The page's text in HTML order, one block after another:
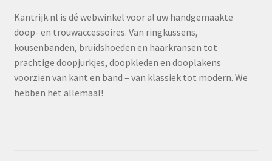
Kantrijk.nl is dé webwinkel voor al uw handgemaakte
doop- en trouwaccessoires. Van ringkussens,
kousenbanden, bruidshoeden en haarkransen tot
prachtige doopjurkjes, doopkleden en dooplakens
voorzien van kant en band – van klassiek tot modern. We
hebben het allemaal!